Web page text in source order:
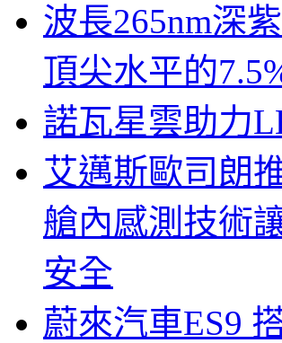
波長265nm深
頂尖水平的
諾瓦星雲助力
艾邁斯歐司朗
艙內感測技術
安全
蔚來汽車ES9